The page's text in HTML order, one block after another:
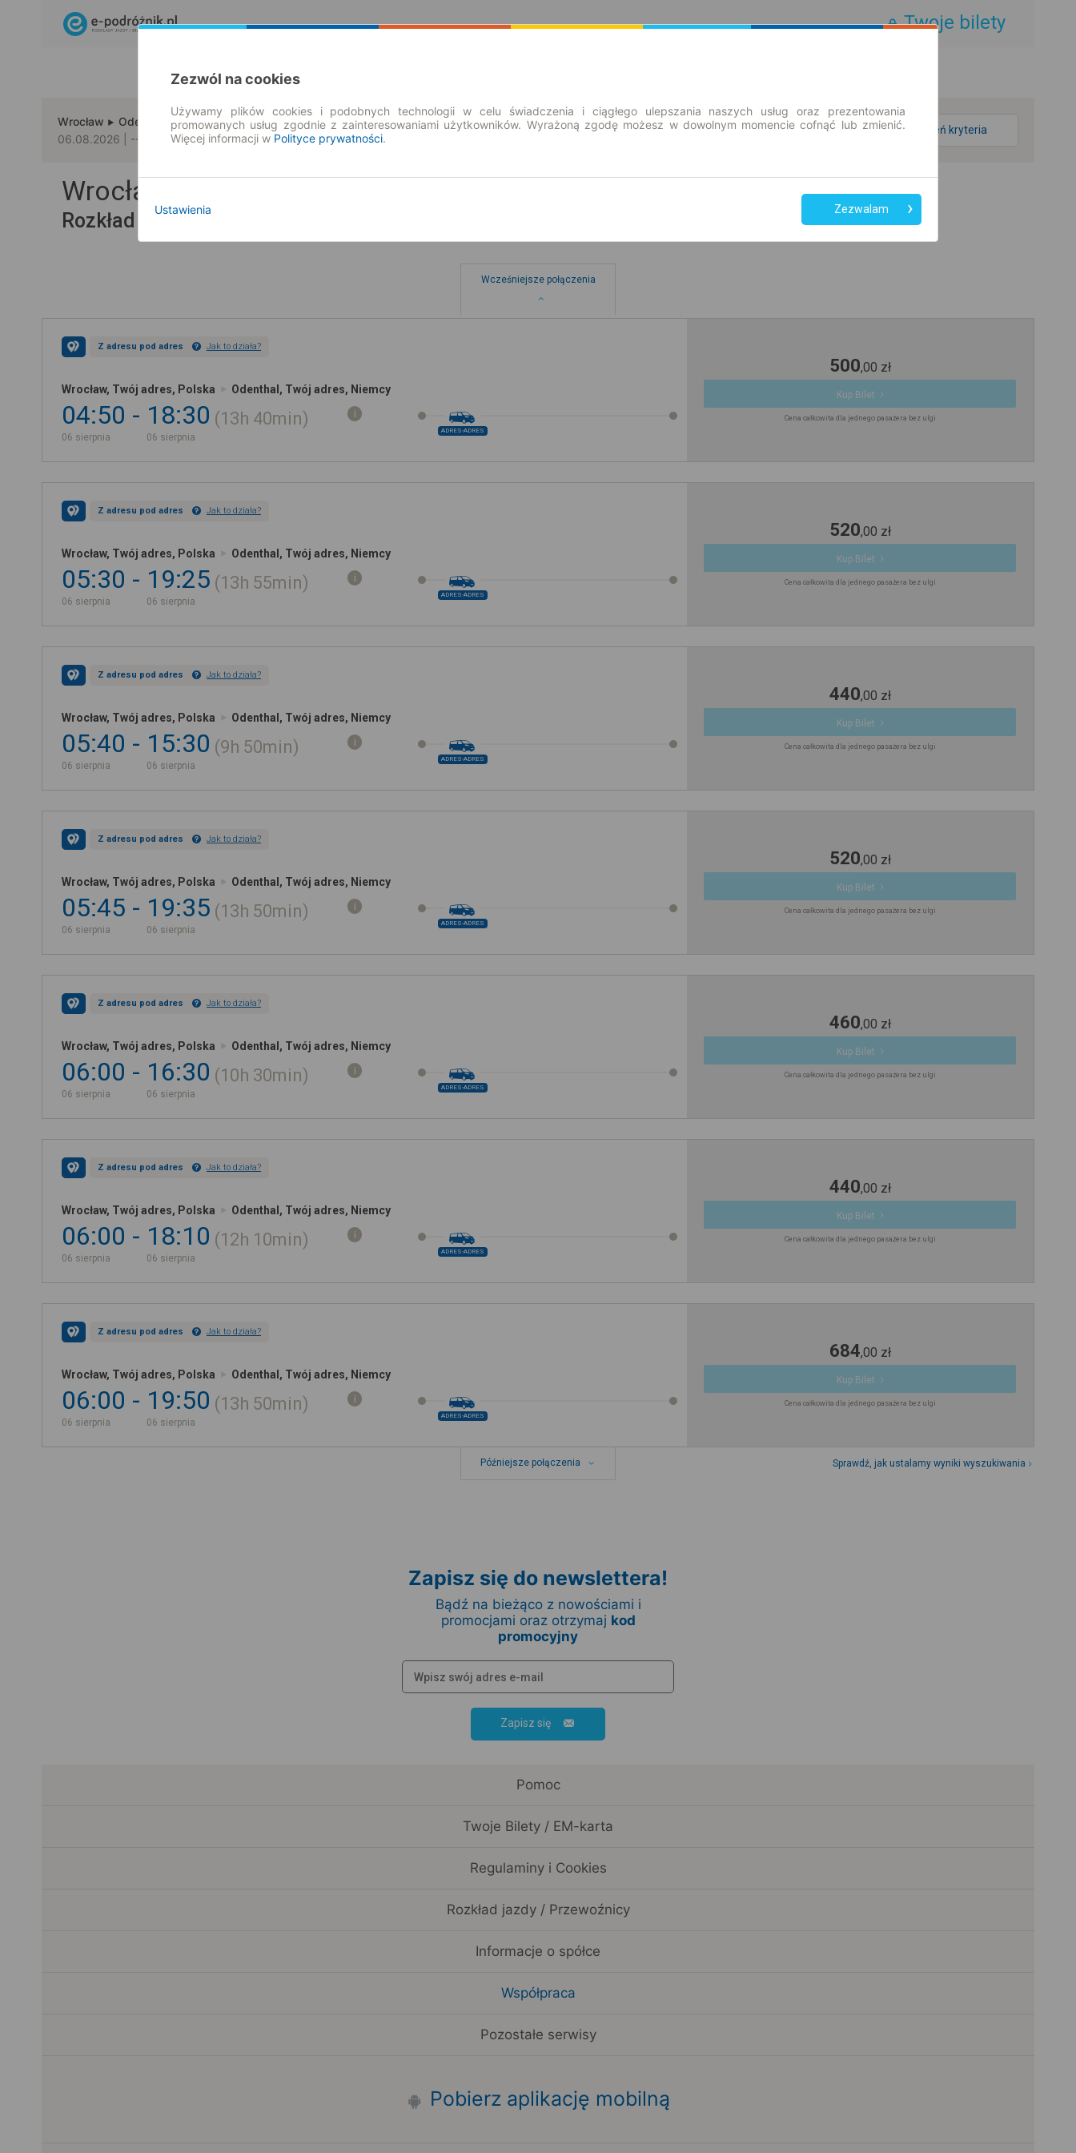
Twoje bilety
Wrocław
Odenthal
06.08.2026 | -- : --
zmień kryteria
Wrocław → Odenthal
Rozkład jazdy i bilety
Wcześniejsze połączenia
Z adresu pod adres Jak to działa?
Wrocław, Twój adres, Polska Odenthal, Twój adres, Niemcy
04:50
06 sierpnia
18:30
06 sierpnia
13h 40min
ADRES-ADRES
500,00 zł
Kup Bilet
Cena całkowita dla jednego pasażera bez ulgi
Z adresu pod adres Jak to działa?
Wrocław, Twój adres, Polska Odenthal, Twój adres, Niemcy
05:30
06 sierpnia
19:25
06 sierpnia
13h 55min
ADRES-ADRES
520,00 zł
Kup Bilet
Cena całkowita dla jednego pasażera bez ulgi
Z adresu pod adres Jak to działa?
Wrocław, Twój adres, Polska Odenthal, Twój adres, Niemcy
05:40
06 sierpnia
15:30
06 sierpnia
9h 50min
ADRES-ADRES
440,00 zł
Kup Bilet
Cena całkowita dla jednego pasażera bez ulgi
Z adresu pod adres Jak to działa?
Wrocław, Twój adres, Polska Odenthal, Twój adres, Niemcy
05:45
06 sierpnia
19:35
06 sierpnia
13h 50min
ADRES-ADRES
520,00 zł
Kup Bilet
Cena całkowita dla jednego pasażera bez ulgi
Z adresu pod adres Jak to działa?
Wrocław, Twój adres, Polska Odenthal, Twój adres, Niemcy
06:00
06 sierpnia
16:30
06 sierpnia
10h 30min
ADRES-ADRES
460,00 zł
Kup Bilet
Cena całkowita dla jednego pasażera bez ulgi
Z adresu pod adres Jak to działa?
Wrocław, Twój adres, Polska Odenthal, Twój adres, Niemcy
06:00
06 sierpnia
18:10
06 sierpnia
12h 10min
ADRES-ADRES
440,00 zł
Kup Bilet
Cena całkowita dla jednego pasażera bez ulgi
Z adresu pod adres Jak to działa?
Wrocław, Twój adres, Polska Odenthal, Twój adres, Niemcy
06:00
06 sierpnia
19:50
06 sierpnia
13h 50min
ADRES-ADRES
684,00 zł
Kup Bilet
Cena całkowita dla jednego pasażera bez ulgi
Późniejsze połączenia Sprawdź, jak ustalamy wyniki wyszukiwania
Zapisz się do newslettera!
Bądź na bieżąco z nowościami i
promocjami oraz otrzymaj kod
promocyjny
Zapisz się
Pomoc
Twoje Bilety / EM-karta
Regulaminy i Cookies
Rozkład jazdy / Przewoźnicy
Informacje o spółce
Współpraca
Pozostałe serwisy
Pobierz aplikację mobilną
Zezwól na cookies
Używamy plików cookies i podobnych technologii w celu świadczenia i ciągłego ulepszania naszych usług oraz prezentowania
promowanych usług zgodnie z zainteresowaniami użytkowników. Wyrażoną zgodę możesz w dowolnym momencie cofnąć lub zmienić.
Więcej informacji w Polityce prywatności.
Ustawienia Zezwalam